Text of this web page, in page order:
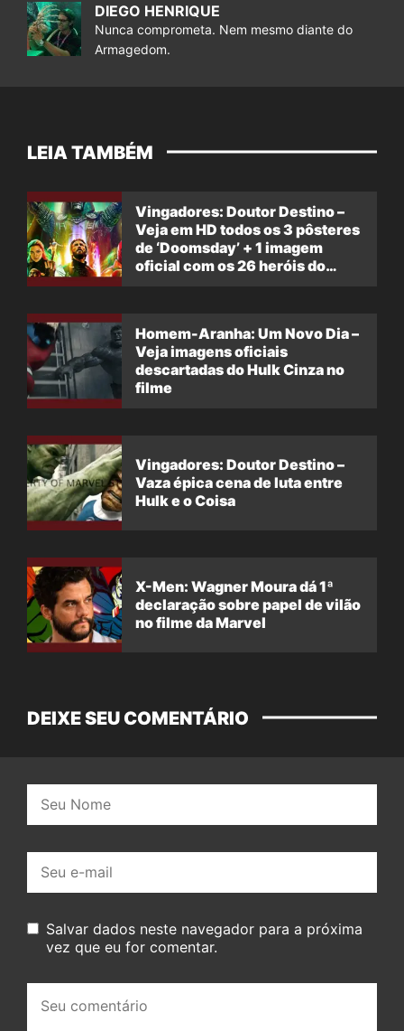
DIEGO HENRIQUE
Nunca comprometa. Nem mesmo diante do
Armagedom.
LEIA TAMBÉM
Vingadores: Doutor Destino –
Veja em HD todos os 3 pôsteres
de ‘Doomsday’ + 1 imagem
oficial com os 26 heróis do
Homem-Aranha: Um Novo Dia –
Veja imagens oficiais
descartadas do Hulk Cinza no
filme
Vingadores: Doutor Destino –
Vaza épica cena de luta entre
Hulk e o Coisa
X-Men: Wagner Moura dá 1ª
declaração sobre papel de vilão
no filme da Marvel
DEIXE SEU COMENTÁRIO
mail:
Salvar dados neste navegador para a próxima
vez que eu for comentar.
comentário: